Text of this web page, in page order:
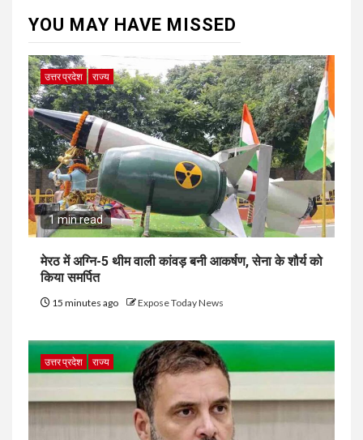
YOU MAY HAVE MISSED
उत्तर प्रदेश राज्य
1 min read
मेरठ में अग्नि-5 थीम वाली कांवड़ बनी आकर्षण, सेना के शौर्य को
किया समर्पित
15 minutes ago Expose Today News
उत्तर प्रदेश राज्य